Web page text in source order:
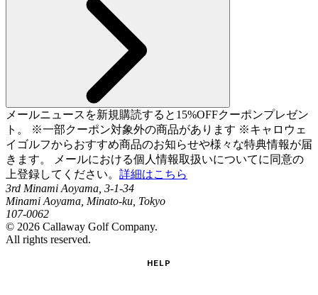
メールニュースを新規購読すると15%OFFクーポンプレゼン
ト。 ※一部クーポン対象外の商品があります ※キャロウェ
イゴルフからおすすめ商品のお知らせや様々な特典情報が届
きます。 メールにおける個人情報取扱いについてに同意の
上登録してください。 詳細はこちら
3rd Minami Aoyama, 3-1-34
Minami Aoyama, Minato-ku, Tokyo
107-0062
© 2026 Callaway Golf Company.
All rights reserved.
HELP